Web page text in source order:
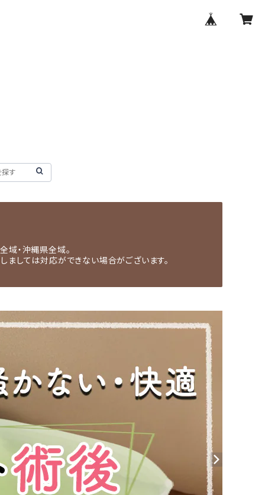
域・沖縄県全域。
ましては対応ができない場合がございます。